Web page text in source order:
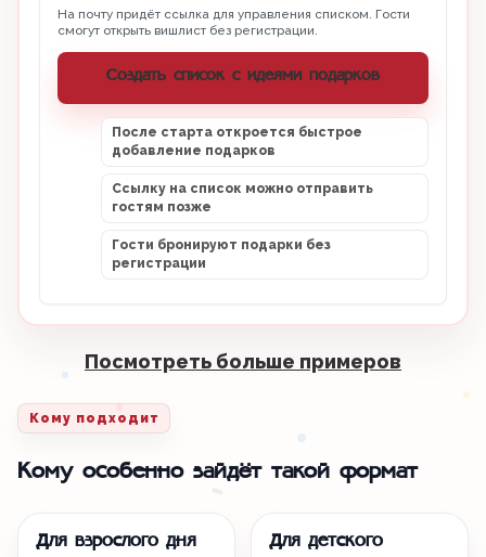
На почту придёт ссылка для управления списком. Гости
смогут открыть вишлист без регистрации.
Создать список с идеями подарков
После старта откроется быстрое
добавление подарков
Ссылку на список можно отправить
гостям позже
Гости бронируют подарки без
регистрации
Посмотреть больше примеров
Кому подходит
Кому особенно зайдёт такой формат
Для взрослого дня
Для детского